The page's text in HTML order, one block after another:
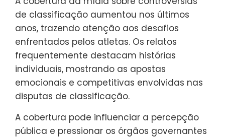
de classificação aumentou nos últimos
anos, trazendo atenção aos desafios
enfrentados pelos atletas. Os relatos
frequentemente destacam histórias
individuais, mostrando as apostas
emocionais e competitivas envolvidas nas
disputas de classificação.
A cobertura pode influenciar a percepção
pública e pressionar os órgãos governantes